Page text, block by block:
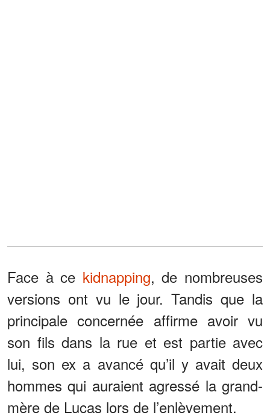
Face à ce kidnapping, de nombreuses
versions ont vu le jour. Tandis que la
principale concernée affirme avoir vu
son fils dans la rue et est partie avec
lui, son ex a avancé qu’il y avait deux
hommes qui auraient agressé la grand-
mère de Lucas lors de l’enlèvement.